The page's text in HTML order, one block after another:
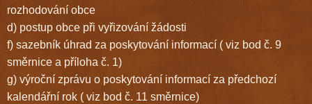
rozhodování obce
d) postup obce při vyřizování žádosti
f) sazebník úhrad za poskytování informací ( viz bod č. 9
směrnice a příloha č. 1)
g) výroční zprávu o poskytování informací za předchozí
kalendářní rok ( viz bod č. 11 směrnice)